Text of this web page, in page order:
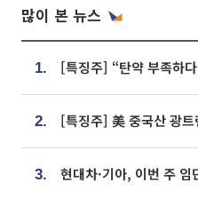
많이 본 뉴스
1.
2.
3.